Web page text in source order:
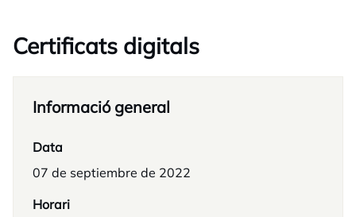
Certificats digitals
Informació general
Data
07 de septiembre de 2022
Horari